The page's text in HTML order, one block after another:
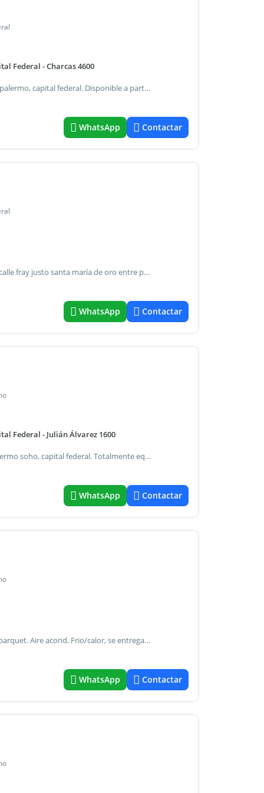
Federal - Charcas 4600
Alquiler temporario de departamento monoambiente en palermo, capital federal. Disponible a partir del 8 de agosto de 2026. - Ubicado en un piso 2 al contrafrente , cuenta con balcón. - Baño completo con bañera. - Agua caliente individual (por termotanque). - Cocina con 2 anafes eléctricos. - Cuenta con split frio/calor. - Edificio con recepción y hall de entrada. - Encargado con vivienda en el mismo edificio. - Edificio con amenities: terraza con parrilla y laundry. El valor, las expensas y servicios de luz e internet son a cargo del inquilino. Nicolás mateo rodríguez matricula cucicba: 6215
WhatsApp Contactar
Departamento monoambiente en alquiler ubicado sobre calle fray justo santa maría de oro entre paraguay y charcas (palermo, ciudad autónoma de buenos aires). Desarrollado en piso alto por ascensor, con disposición norte el mismo posee cocina integrada equipada con muebles sobre y bajo mesada, un espacio principal con espacios de guardado y un baño completo. Luminoso, cuenta con muy buena ventilación natural. Próximo a centros comerciales - shopping - universidades - hospitales - clinicas - subte d - plaza italia y el ecoparque, centro de exposiciones la rural alquiler mínimo 3 noches + depósito en garantía (se devuelve al finalizar el contrato) + honorarios y diligenciamiento. Disfrutá de la ciudad contactarnos.
WhatsApp Contactar
Federal - Julián Álvarez 1600
Alquiler temporario departamento monoambiente en palermo soho, capital federal. Totalmente equipado para 2 personas, con linda terraza y vista abierta. Cuenta con internet de alta velocidad. Moderno y súper luminoso con excelente sistema de blackout. Edificio con laundry.Excelente ubicación, cerca de las plazas serrano y armenia, con enorme y variada oferta gastronómica de bares y restaurantes. El valor, las expensas y servicios son a cargo del inquilino. Nicolás mateo rodríguez matricula cucicba: 6215
WhatsApp Contactar
Ambiente al frente planta baja, cocina separada, pisos de parquet. Aire acond. Frio/calor, se entrega amoblado o sin amoblar, las dos opciones, a mts de av scalabrini y plaza armenia. Alq. $ 490.000 + exp $ 70.000 + serv. Se ingresa con 3 meses aprox. Un mes de alq. Un mes de deposito y uno de comision.
WhatsApp Contactar